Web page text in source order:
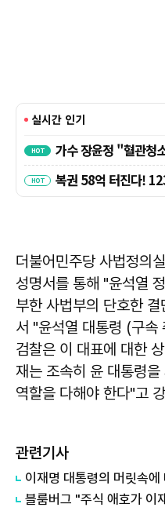
더불어민주당 사법정의
성명서를 통해 "윤석열
부한 사법부의 단호한
서 "윤석열 대통령 (구속
검찰은 이 대표에 대한
재는 조속히 윤 대통령
역할을 다해야 한다"고
관련기사
이재명 대통령의 머릿속에